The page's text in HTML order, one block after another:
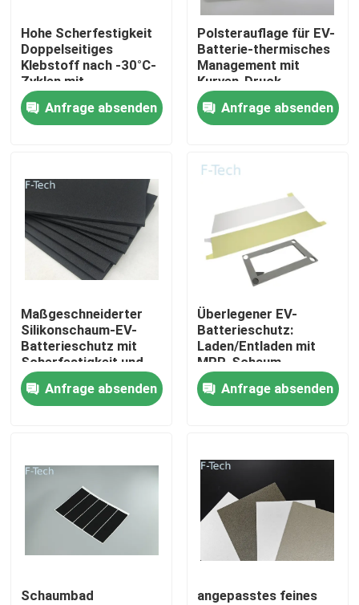
Produkte
Videos
Über uns
Werksbesichtigung
Kontakt mit uns
Neuigkeiten
Rechtssachen
Hohe Scherfestigkeit
Doppelseitiges
Klebstoff nach -30°C-
Zyklen mit
hoher/niedriger
Temperatur ASTM
D1002 Batterie-
Anfrage absenden
Polsterauflage für EV-
Batterie-thermisches
Management mit
Kurven-Druck-
Zurückhalten Rate
Meeting GB/T1685-
2008 der
10%-30%
Anfrage absenden
Maßgeschneiderter
Silikonschaum-EV-
Batterieschutz mit
Scherfestigkeit und
Modul unter Druck
Anfrage absenden
Überlegener EV-
Batterieschutz:
Laden/Entladen mit
MPP-Schaum,
Über-/
Anfrage absenden
Schaumbad
angepasstes feines